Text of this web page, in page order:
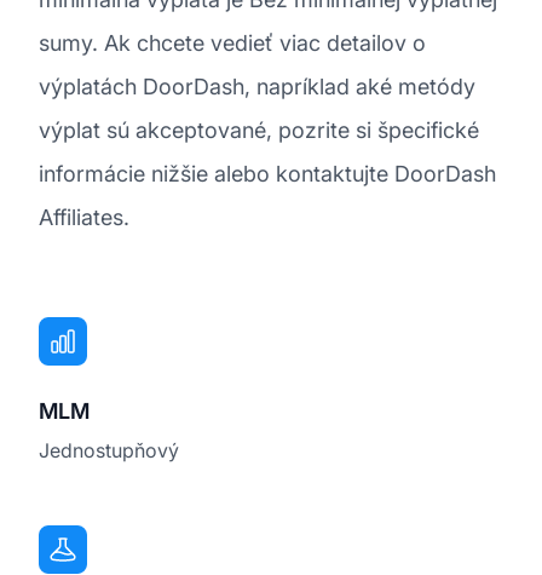
sumy. Ak chcete vedieť viac detailov o
výplatách DoorDash, napríklad aké metódy
výplat sú akceptované, pozrite si špecifické
informácie nižšie alebo kontaktujte DoorDash
Affiliates.
MLM
Jednostupňový